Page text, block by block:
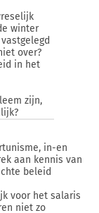
winter
over?
in het
zijn,
in-en
aan kennis van
beleid
voor het salaris
niet zo